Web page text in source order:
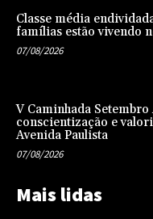
Classe média
famílias estão vivendo
07/08/2026
V Caminhada
conscientização e
Avenida Paulista
07/08/2026
Mais lidas